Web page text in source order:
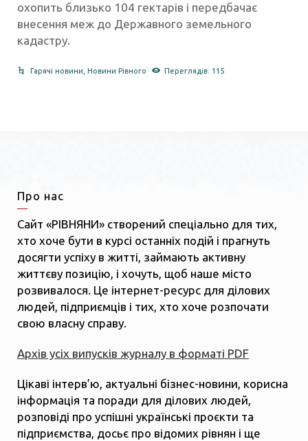
охопить близько 104 гектарів і передбачає
внесення меж до Державного земельного
кадастру.
Гарячі новини Новини Рівного Переглядів: 115
Про нас
Сайт «РІВНЯНИ» створений спеціально для тих,
хто хоче бути в курсі останніх подій і прагнуть
досягти успіху в житті, займають активну
життєву позицію, і хочуть, щоб наше місто
розвивалося. Це інтернет-ресурс для ділових
людей, підприємців і тих, хто хоче розпочати
свою власну справу.
Архів усіх випусків журналу в форматі PDF
Цікаві інтерв’ю, актуальні бізнес-новини, корисна
інформація та поради для ділових людей,
розповіді про успішні українські проєкти та
підприємства, досьє про відомих рівнян і ще